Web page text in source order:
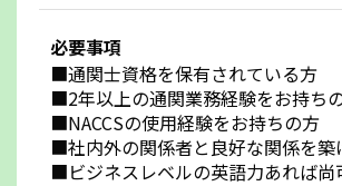
必要事項
■通関士資格を保有されている方
■2年以上の通関業務経験をお持ち
■NACCSの使用経験をお持ちの方
■社内外の関係者と良好な関係を築
■ビジネスレベルの英語力あれば尚